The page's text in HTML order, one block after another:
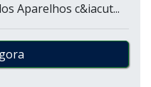
Aparelhos c&iacut...